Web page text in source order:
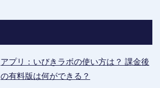
アプリ：いびきラボの使い方は？ 課金後
の有料版は何ができる？